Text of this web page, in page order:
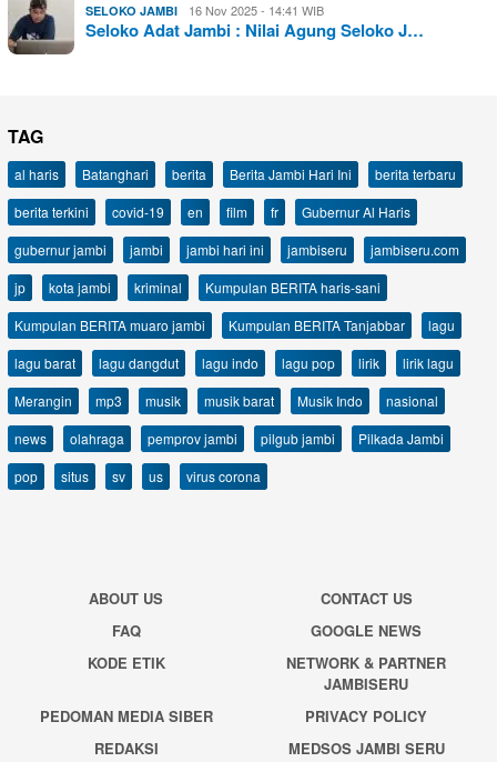
SELOKO JAMBI 16 Nov 2025 - 14:41 WIB
Seloko Adat Jambi : Nilai Agung Seloko J…
TAG
al haris Batanghari berita Berita Jambi Hari Ini
berita terbaru
berita terkini
covid-19 en film fr
Gubernur Al Haris
gubernur jambi
jambi jambi hari ini jambiseru
jambiseru.com
jp
kota jambi kriminal
Kumpulan BERITA haris-sani
Kumpulan BERITA muaro jambi
Kumpulan BERITA Tanjabbar
lagu
lagu barat
lagu dangdut lagu indo lagu pop lirik
lirik lagu
Merangin
mp3 musik musik barat Musik Indo
nasional
news
olahraga pemprov jambi pilgub jambi
Pilkada Jambi
pop
situs sv us virus corona
ABOUT US
CONTACT US
FAQ
GOOGLE NEWS
KODE ETIK
NETWORK & PARTNER
JAMBISERU
PEDOMAN MEDIA SIBER
PRIVACY POLICY
REDAKSI
MEDSOS JAMBI SERU